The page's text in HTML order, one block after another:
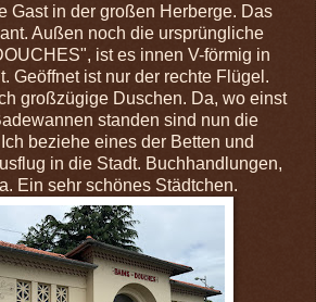
Gast in der großen Herberge. Das
Außen noch die ursprüngliche
ist es innen V-förmig in
Geöffnet ist nur der rechte Flügel.
großzügige Duschen. Da, wo einst
standen sind nun die
beziehe eines der Betten und
in die Stadt. Buchhandlungen,
Ein sehr schönes Städtchen.